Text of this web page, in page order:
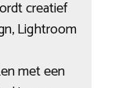
creatief
Lightroom
met een